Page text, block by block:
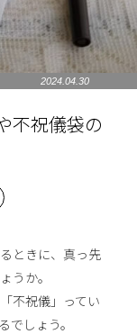
2024.04.30
不祝儀袋の
ときに、真っ先
うか。
不祝儀」ってい
でしょう。